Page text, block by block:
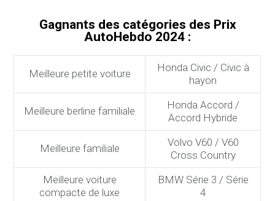
Gagnants des catégories des Prix
AutoHebdo 2024 :
Meilleure petite voiture
Honda Civic / Civic à
hayon
Meilleure berline familiale
Honda Accord /
Accord Hybride
Meilleure familiale
Volvo V60 / V60
Cross Country
Meilleure voiture
compacte de luxe
BMW Série 3 / Série
4